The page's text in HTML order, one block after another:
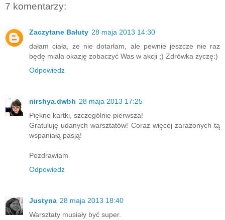
7 komentarzy:
Zaczytane Bałuty 28 maja 2013 14:30
dałam ciała, że nie dotarłam, ale pewnie jeszcze nie raz
będę miała okazję zobaczyć Was w akcji ;) Zdrówka życzę:)
Odpowiedz
nirshya.dwbh 28 maja 2013 17:25
Piękne kartki, szczególnie pierwsza!
Gratuluję udanych warsztatów! Coraz więcej zarażonych tą
wspaniałą pasją!
Pozdrawiam
Odpowiedz
Justyna 28 maja 2013 18:40
Warsztaty musiały być super.